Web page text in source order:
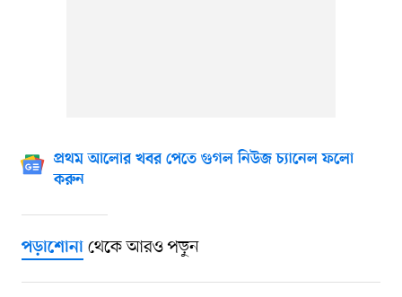
প্রথম আলোর খবর পেতে গুগল নিউজ চ্যানেল ফলো
করুন
পড়াশোনাথেকে আরও পড়ুন